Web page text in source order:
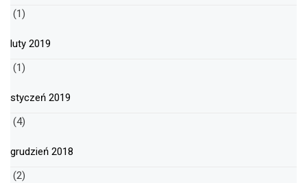
(1)
luty 2019
(1)
styczeń 2019
(4)
grudzień 2018
(2)